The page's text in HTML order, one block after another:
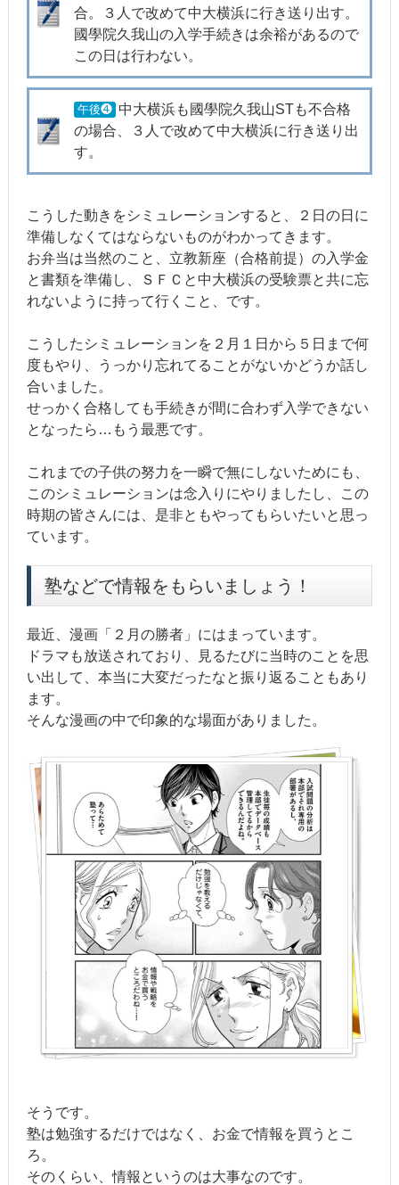
合。３人で改めて中大横浜に行き送り出す。
國學院久我山の入学手続きは余裕があるので
この日は行わない。
午後❹ 中大横浜も國學院久我山STも不合格
の場合、３人で改めて中大横浜に行き送り出
す。
こうした動きをシミュレーションすると、２日の日に
準備しなくてはならないものがわかってきます。
お弁当は当然のこと、立教新座（合格前提）の入学金
と書類を準備し、ＳＦＣと中大横浜の受験票と共に忘
れないように持って行くこと、です。
こうしたシミュレーションを２月１日から５日まで何
度もやり、うっかり忘れてることがないかどうか話し
合いました。
せっかく合格しても手続きが間に合わず入学できない
となったら…もう最悪です。
これまでの子供の努力を一瞬で無にしないためにも、
このシミュレーションは念入りにやりましたし、この
時期の皆さんには、是非ともやってもらいたいと思っ
ています。
塾などで情報をもらいましょう！
最近、漫画「２月の勝者」にはまっています。
ドラマも放送されており、見るたびに当時のことを思
い出して、本当に大変だったなと振り返ることもあり
ます。
そんな漫画の中で印象的な場面がありました。
そうです。
塾は勉強するだけではなく、お金で情報を買うとこ
ろ。
そのくらい、情報というのは大事なのです。